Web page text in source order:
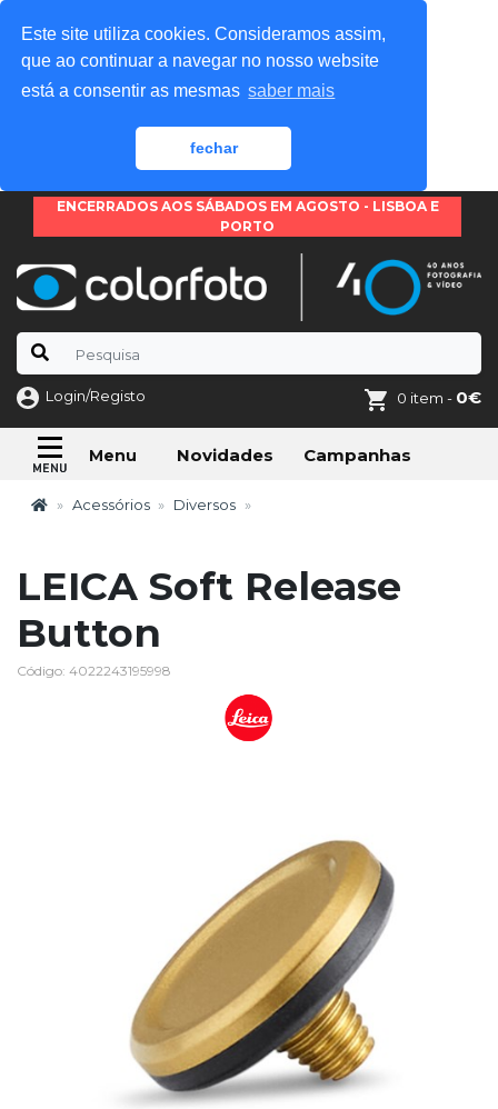
Este site utiliza cookies. Consideramos assim,
que ao continuar a navegar no nosso website
está a consentir as mesmas saber mais
fechar
ENCERRADOS AOS SÁBADOS EM AGOSTO - LISBOA E
PORTO
Login/Registo 0 item - 0€
Menu Novidades Campanhas
Acessórios Diversos
LEICA Soft Release
Button
Código: 4022243195998